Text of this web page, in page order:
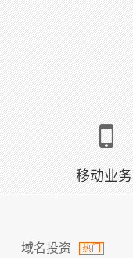
移动业务
域名投资 热门